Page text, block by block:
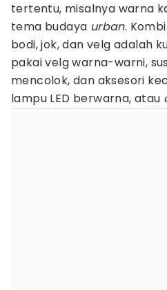
tertentu, misalnya warna
tema budaya urban.
bodi, jok, dan velg adalah
pakai velg warna-warni,
mencolok, dan aksesori
lampu LED berwarna, atau